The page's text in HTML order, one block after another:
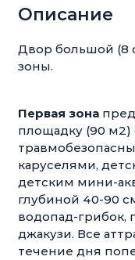
Описание
Двор большой (8
зоны.
Первая зона
площадку (90
каруселями,
детским мини-
глубиной 40-90
водопад-грибок,
джакузи. Все
течение дня